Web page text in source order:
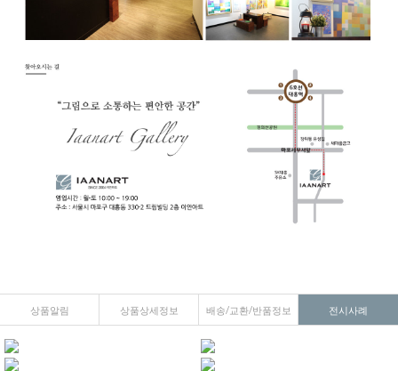
상품알림 상품상세정보 배송/교환/반품정보 전시사례